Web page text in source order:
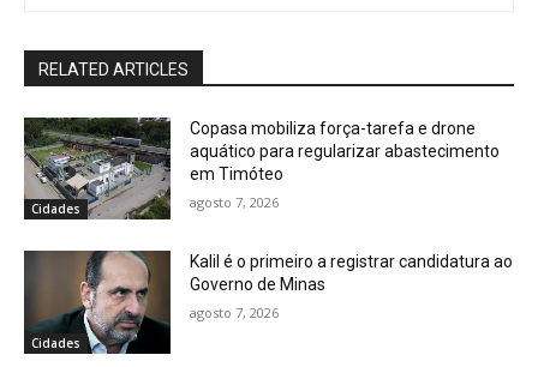
RELATED ARTICLES
Cidades
Copasa mobiliza força-tarefa e drone
aquático para regularizar abastecimento
em Timóteo
agosto 7, 2026
Cidades
Kalil é o primeiro a registrar candidatura ao
Governo de Minas
agosto 7, 2026